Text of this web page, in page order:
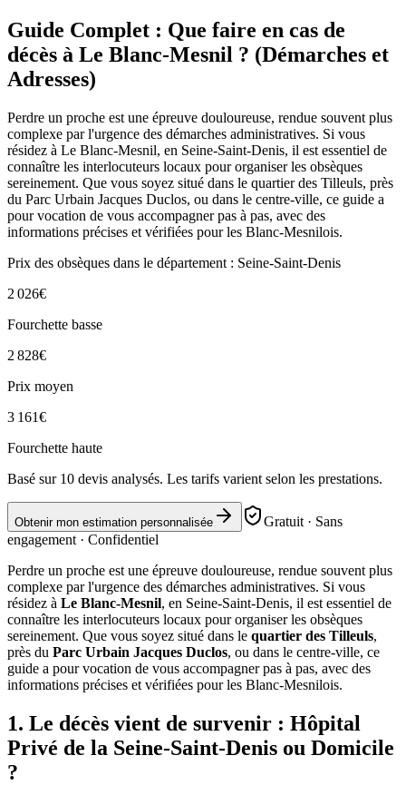
Guide Complet : Que faire en cas de
décès à Le Blanc-Mesnil ? (Démarches et
Adresses)
Perdre un proche est une épreuve douloureuse, rendue souvent plus
complexe par l'urgence des démarches administratives. Si vous
résidez à Le Blanc-Mesnil, en Seine-Saint-Denis, il est essentiel de
connaître les interlocuteurs locaux pour organiser les obsèques
sereinement. Que vous soyez situé dans le quartier des Tilleuls, près
du Parc Urbain Jacques Duclos, ou dans le centre-ville, ce guide a
pour vocation de vous accompagner pas à pas, avec des
informations précises et vérifiées pour les Blanc-Mesnilois.
Prix des obsèques dans le département : Seine-Saint-Denis
2 026€
Fourchette basse
2 828€
Prix moyen
3 161€
Fourchette haute
Basé sur 10 devis analysés. Les tarifs varient selon les prestations.
Obtenir mon estimation personnalisée
Gratuit · Sans
engagement · Confidentiel
Perdre un proche est une épreuve douloureuse, rendue souvent plus
complexe par l'urgence des démarches administratives. Si vous
résidez à Le Blanc-Mesnil, en Seine-Saint-Denis, il est essentiel de
connaître les interlocuteurs locaux pour organiser les obsèques
sereinement. Que vous soyez situé dans le quartier des Tilleuls,
près du Parc Urbain Jacques Duclos, ou dans le centre-ville, ce
guide a pour vocation de vous accompagner pas à pas, avec des
informations précises et vérifiées pour les Blanc-Mesnilois.
1. Le décès vient de survenir : Hôpital
Privé de la Seine-Saint-Denis ou Domicile
?